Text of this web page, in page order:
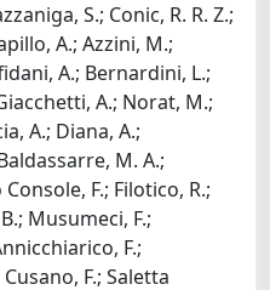
S.; Conic, R. R. Z.;
A.; Azzini, M.;
A.; Bernardini, L.;
A.; Norat, M.;
A.; Diana, A.;
M. A.;
F.; Filotico, R.;
Musumeci, F.;
F.;
F.; Saletta